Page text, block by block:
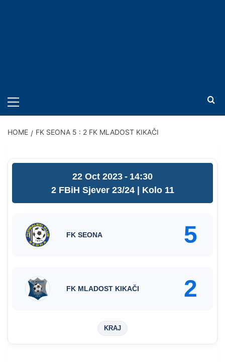
MENU
HOME FK SEONA 5 : 2 FK MLADOST KIKAČI
22 Oct 2023 - 14:30
2 FBiH Sjever 23/24 | Kolo 11
FK SEONA 5
FK MLADOST KIKAČI 2
KRAJ